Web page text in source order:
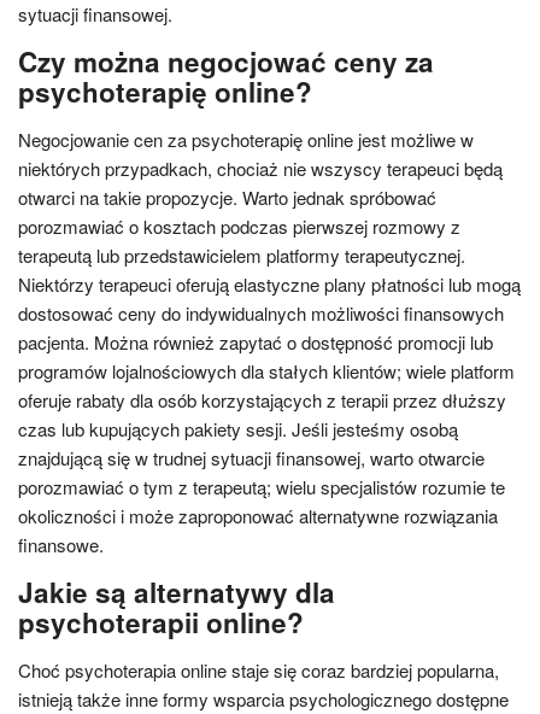
sytuacji finansowej.
Czy można negocjować ceny za
psychoterapię online?
Negocjowanie cen za psychoterapię online jest możliwe w
niektórych przypadkach, chociaż nie wszyscy terapeuci będą
otwarci na takie propozycje. Warto jednak spróbować
porozmawiać o kosztach podczas pierwszej rozmowy z
terapeutą lub przedstawicielem platformy terapeutycznej.
Niektórzy terapeuci oferują elastyczne plany płatności lub mogą
dostosować ceny do indywidualnych możliwości finansowych
pacjenta. Można również zapytać o dostępność promocji lub
programów lojalnościowych dla stałych klientów; wiele platform
oferuje rabaty dla osób korzystających z terapii przez dłuższy
czas lub kupujących pakiety sesji. Jeśli jesteśmy osobą
znajdującą się w trudnej sytuacji finansowej, warto otwarcie
porozmawiać o tym z terapeutą; wielu specjalistów rozumie te
okoliczności i może zaproponować alternatywne rozwiązania
finansowe.
Jakie są alternatywy dla
psychoterapii online?
Choć psychoterapia online staje się coraz bardziej popularna,
istnieją także inne formy wsparcia psychologicznego dostępne